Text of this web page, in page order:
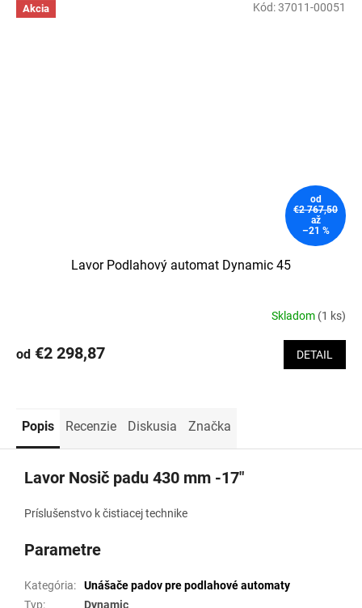
Akcia
od
€2 767,50
až
–21 %
Lavor Podlahový automat Dynamic 45
Skladom (1 ks)
od €2 298,87 DETAIL
Kód:37011-00051
Popis Recenzie Diskusia Značka
Lavor Nosič padu 430 mm -17"
Príslušenstvo k čistiacej technike
Parametre
Kategória:
Unášače padov pre podlahové automaty
Typ: Dynamic